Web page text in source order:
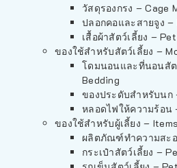
วัสดุรองกรง – Cage
ปลอกคอและสายจูง
เสื้อผ้าสัตว์เลี้ยง –
ของใช้สำหรับสัตว์เลี้ยง –
โดมนอนและที่นอนสัต
Bedding
ของประดับสำหรับนก
หลอดไฟให้ความร้อน
ของใช้สำหรับผู้เลี้ยง –
ผลิตภัณฑ์ทำความสะ
กระเป๋าสัตว์เลี้ยง –